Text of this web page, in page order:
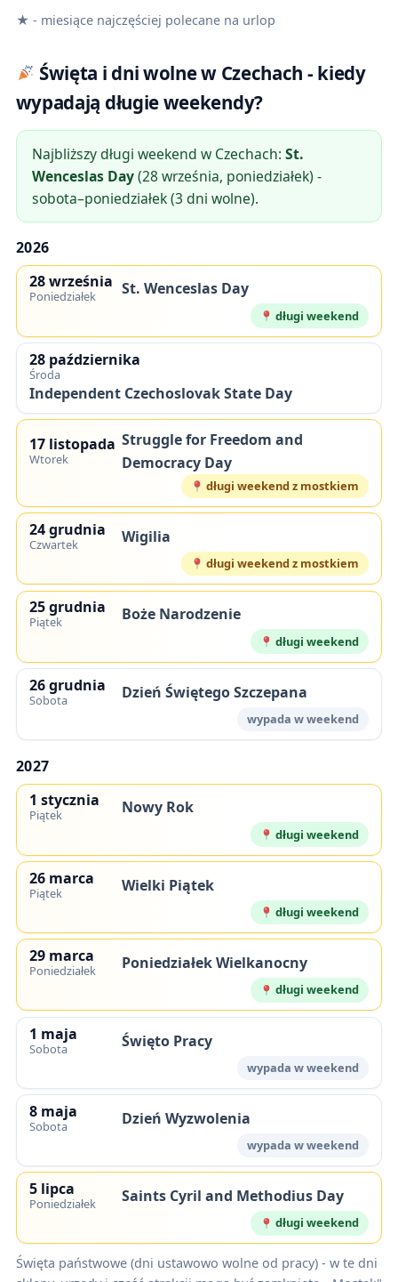
★ - miesiące najczęściej polecane na urlop
Święta i dni wolne w Czechach - kiedy
wypadają długie weekendy?
Najbliższy długi weekend w Czechach:St.
Wenceslas Day(28 września, poniedziałek) -
sobota–poniedziałek (3 dni wolne).
2026
28 września
Poniedziałek St. Wenceslas Day
długi weekend
28 października
Środa
Independent Czechoslovak State Day
17 listopada
Wtorek
Struggle for Freedom and
Democracy Day
długi weekend z mostkiem
24 grudnia
Czwartek Wigilia
długi weekend z mostkiem
25 grudnia
Piątek Boże Narodzenie
długi weekend
26 grudnia
Sobota Dzień Świętego Szczepana
wypada w weekend
2027
1 stycznia
Piątek Nowy Rok
długi weekend
26 marca
Piątek Wielki Piątek
długi weekend
29 marca
Poniedziałek Poniedziałek Wielkanocny
długi weekend
1 maja
Sobota Święto Pracy
wypada w weekend
8 maja
Sobota Dzień Wyzwolenia
wypada w weekend
5 lipca
Poniedziałek Saints Cyril and Methodius Day
długi weekend
Święta państwowe (dni ustawowo wolne od pracy) - w te dni